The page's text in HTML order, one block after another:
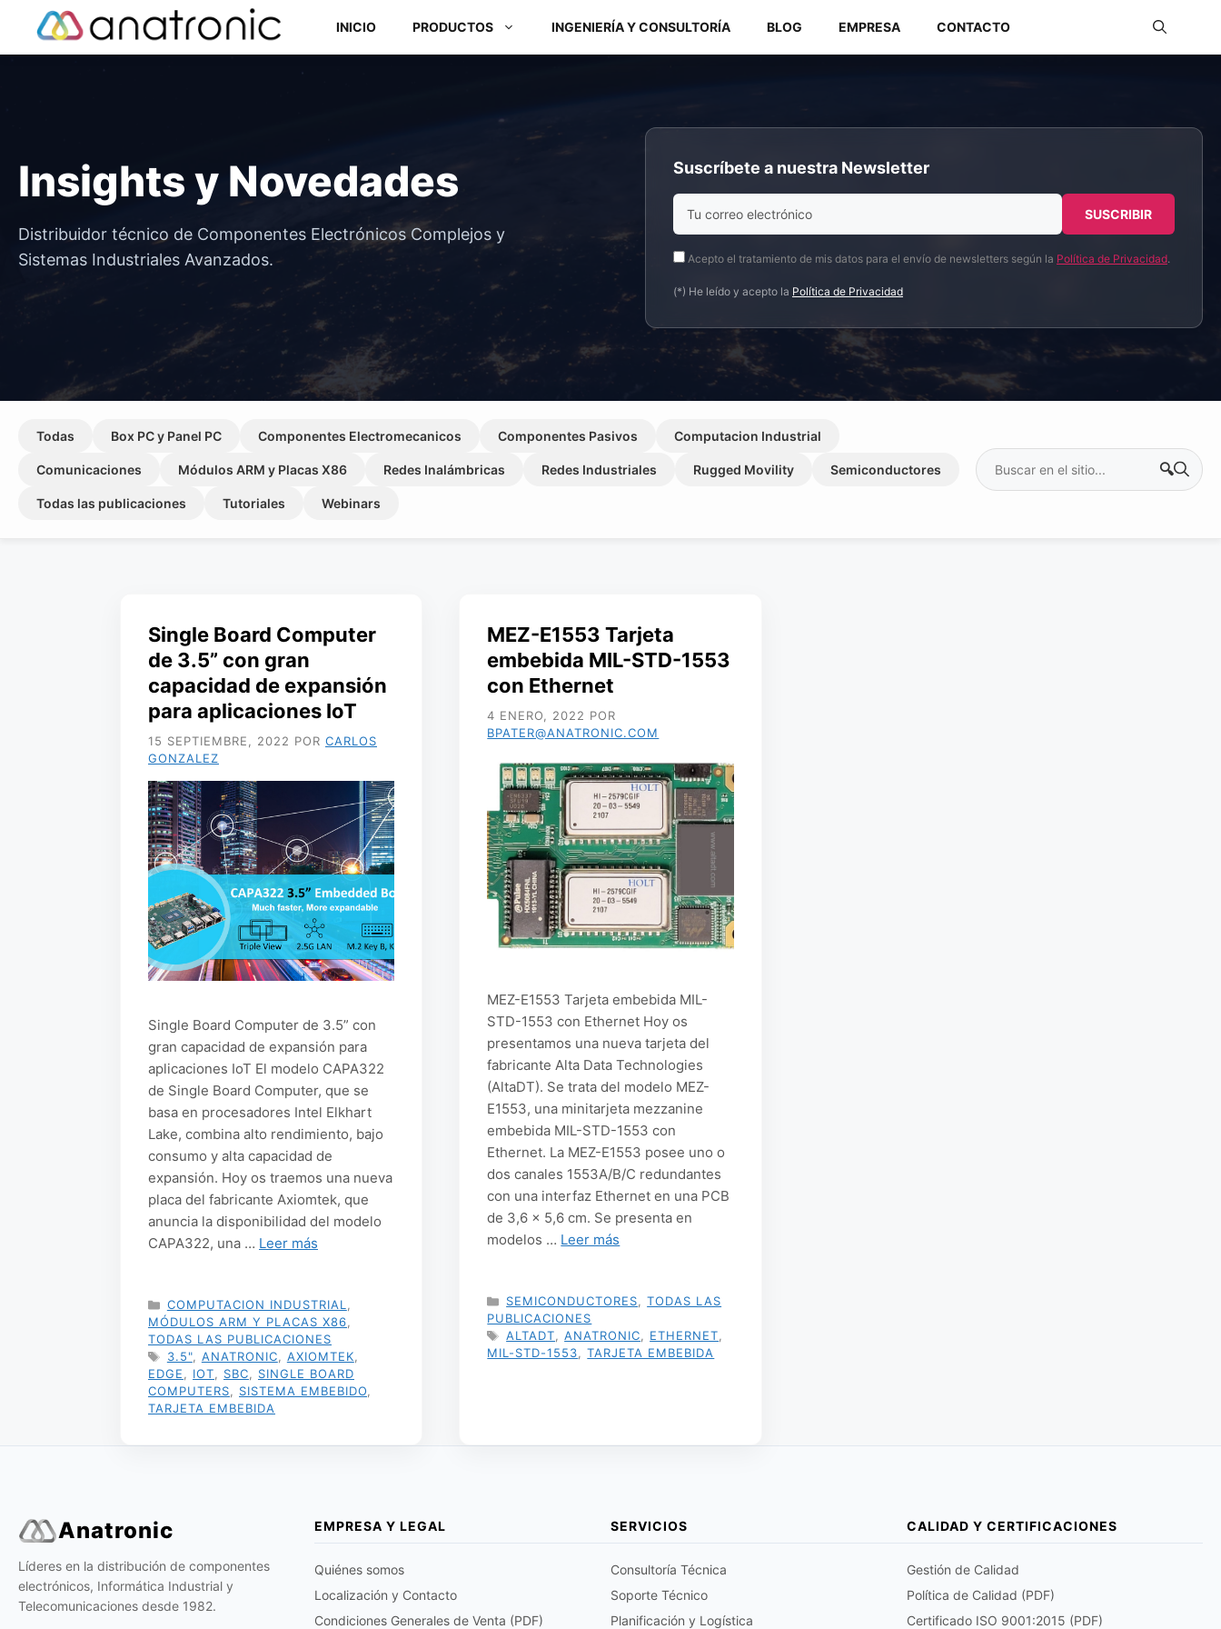
contenido
INICIO PRODUCTOS
Componentes Electromecánicos
Box PC y Panel PC
Redes Industriales
INGENIERÍA Y CONSULTORÍA BLOG EMPRESA CONTACTO
Insights y Novedades
Distribuidor técnico de Componentes Electrónicos Complejos y
Sistemas Industriales Avanzados.
Suscríbete a nuestra Newsletter
Acepto el tratamiento de mis datos para el envío de newsletters según la Política de Privacidad.
(*) He leído y acepto la Política de Privacidad
Todas Box PC y Panel PC Componentes Electromecanicos Componentes Pasivos Computacion Industrial
Comunicaciones Módulos ARM y Placas X86 Redes Inalámbricas Redes Industriales Rugged Movility Semiconductores
Todas las publicaciones Tutoriales Webinars
Buscar:
Single Board Computer
de 3.5” con gran
capacidad de expansión
para aplicaciones IoT
15 SEPTIEMBRE, 2022 POR CARLOS
GONZALEZ
Single Board Computer de 3.5” con
gran capacidad de expansión para
aplicaciones IoT El modelo CAPA322
de Single Board Computer, que se
basa en procesadores Intel Elkhart
Lake, combina alto rendimiento, bajo
consumo y alta capacidad de
expansión. Hoy os traemos una nueva
placa del fabricante Axiomtek, que
anuncia la disponibilidad del modelo
CAPA322, una … Leer más
CATEGORÍAS
COMPUTACION INDUSTRIAL
MÓDULOS ARM Y PLACAS X86
TODAS LAS PUBLICACIONES
ETIQUETAS
3.5", ANATRONIC AXIOMTEK
EDGE
IOT SBC
SINGLE BOARD
COMPUTERS
SISTEMA EMBEBIDO
TARJETA EMBEBIDA
MEZ-E1553 Tarjeta
embebida MIL-STD-1553
con Ethernet
4 ENERO, 2022 POR
BPATER@ANATRONIC.COM
MEZ-E1553 Tarjeta embebida MIL-
STD-1553 con Ethernet Hoy os
presentamos una nueva tarjeta del
fabricante Alta Data Technologies
(AltaDT). Se trata del modelo MEZ-
E1553, una minitarjeta mezzanine
embebida MIL-STD-1553 con
Ethernet. La MEZ-E1553 posee uno o
dos canales 1553A/B/C redundantes
con una interfaz Ethernet en una PCB
de 3,6 × 5,6 cm. Se presenta en
modelos … Leer más
CATEGORÍAS
SEMICONDUCTORES ,TODAS LAS
PUBLICACIONES
ETIQUETAS
ALTADT ,ANATRONIC ETHERNET
MIL-STD-1553 ,TARJETA EMBEBIDA
Anatronic
Líderes en la distribución de componentes
electrónicos, Informática Industrial y
Telecomunicaciones desde 1982.
EMPRESA Y LEGAL
Quiénes somos
Localización y Contacto
Condiciones Generales de Venta (PDF)
SERVICIOS
Consultoría Técnica
Soporte Técnico
Planificación y Logística
CALIDAD Y CERTIFICACIONES
Gestión de Calidad
Política de Calidad (PDF)
Certificado ISO 9001:2015 (PDF)